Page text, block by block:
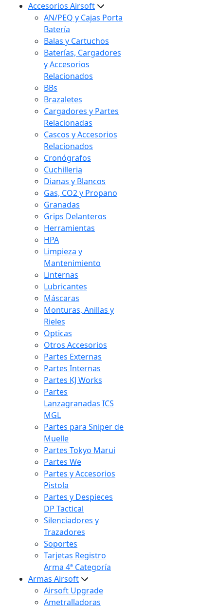
Accesorios Airsoft
AN/PEQ y Cajas Porta
Batería
Balas y Cartuchos
Baterías, Cargadores
y Accesorios
Relacionados
BBs
Brazaletes
Cargadores y Partes
Relacionadas
Cascos y Accesorios
Relacionados
Cronógrafos
Cuchilleria
Dianas y Blancos
Gas, CO2 y Propano
Granadas
Grips Delanteros
Herramientas
HPA
Limpieza y
Mantenimiento
Linternas
Lubricantes
Máscaras
Monturas, Anillas y
Rieles
Opticas
Otros Accesorios
Partes Externas
Partes Internas
Partes KJ Works
Partes
Lanzagranadas ICS
MGL
Partes para Sniper de
Muelle
Partes Tokyo Marui
Partes We
Partes y Accesorios
Pistola
Partes y Despieces
DP Tactical
Silenciadores y
Trazadores
Soportes
Tarjetas Registro
Arma 4ª Categoría
Armas Airsoft
Airsoft Upgrade
Ametralladoras